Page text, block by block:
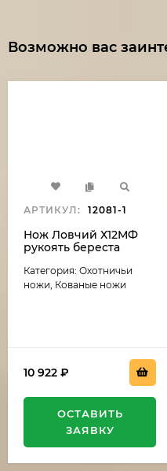
Возможно вас
АРТИКУЛ: 12081-1
Нож Ловчий Х12МФ
рукоять береста
Категория: Охотничьи
ножи, Кованые ножи
10 922 ₽
ОСТАВИТЬ
ЗАЯВКУ